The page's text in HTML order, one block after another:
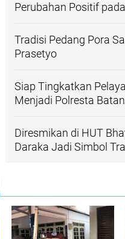
Perubahan Positif
Tradisi Pedang Pora
Prasetyo
Siap Tingkatkan
Menjadi Polresta
Diresmikan di HUT
Daraka Jadi Simbol